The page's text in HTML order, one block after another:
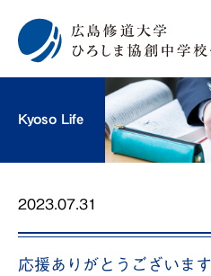
Kyoso Life
2023.07.31
応援ありがとうございます